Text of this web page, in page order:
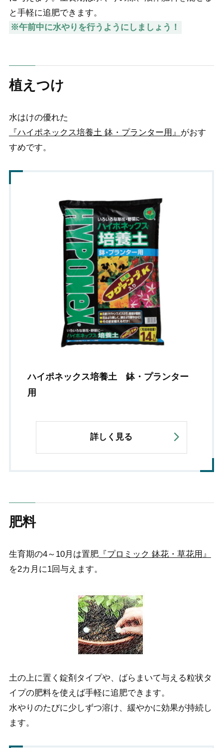
と手軽に追肥できます。
※午前中に水やりを行うようにしましょう！
植えつけ
水はけの優れた
『ハイポネックス培養土 鉢・プランター用』 がおす
すめです。
ハイポネックス培養土 鉢・プランター
用
詳しく見る
肥料
生育期の4～10月は置肥『プロミック 鉢花・草花用』
を2カ月に1回与えます。
土の上に置く錠剤タイプや、ばらまいて与える粒状タ
イプの肥料を使えば手軽に追肥できます。
水やりのたびに少しずつ溶け、緩やかに効果が持続し
ます。